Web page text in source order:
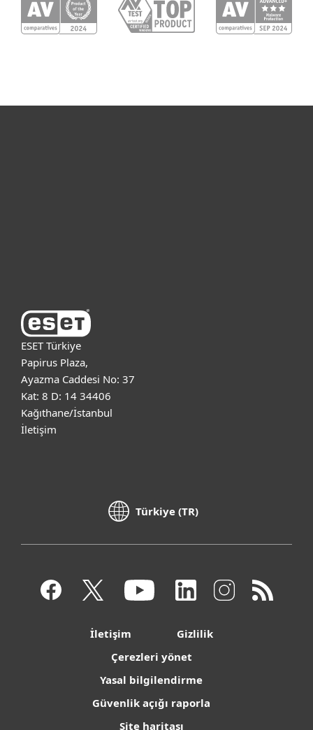
ESET Türkiye
Papirus Plaza,
Ayazma Caddesi No: 37
Kat: 8 D: 14 34406
Kağıthane/İstanbul
İletişim
Türkiye (TR)
İletişim
Gizlilik
Çerezleri yönet
Yasal bilgilendirme
Güvenlik açığı raporla
Site haritası